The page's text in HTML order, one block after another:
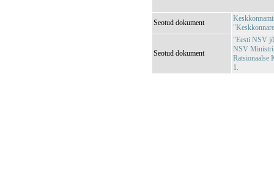
Seotud dokument
Seotud dokument
"Eesti NSV
NSV
Ratsionaalse
1.